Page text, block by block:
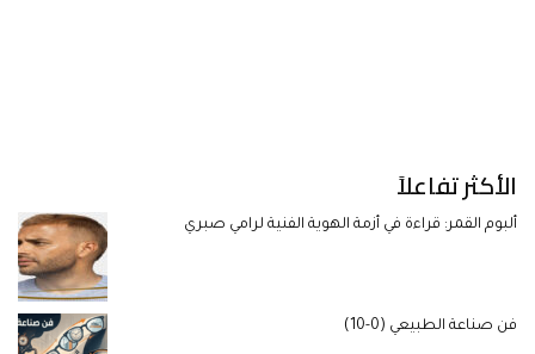
الأكثر تفاعلاً
ألبوم القمر: قراءة في أزمة الهوية الفنية لرامي صبري
فن صناعة الطبيعي (0-10)